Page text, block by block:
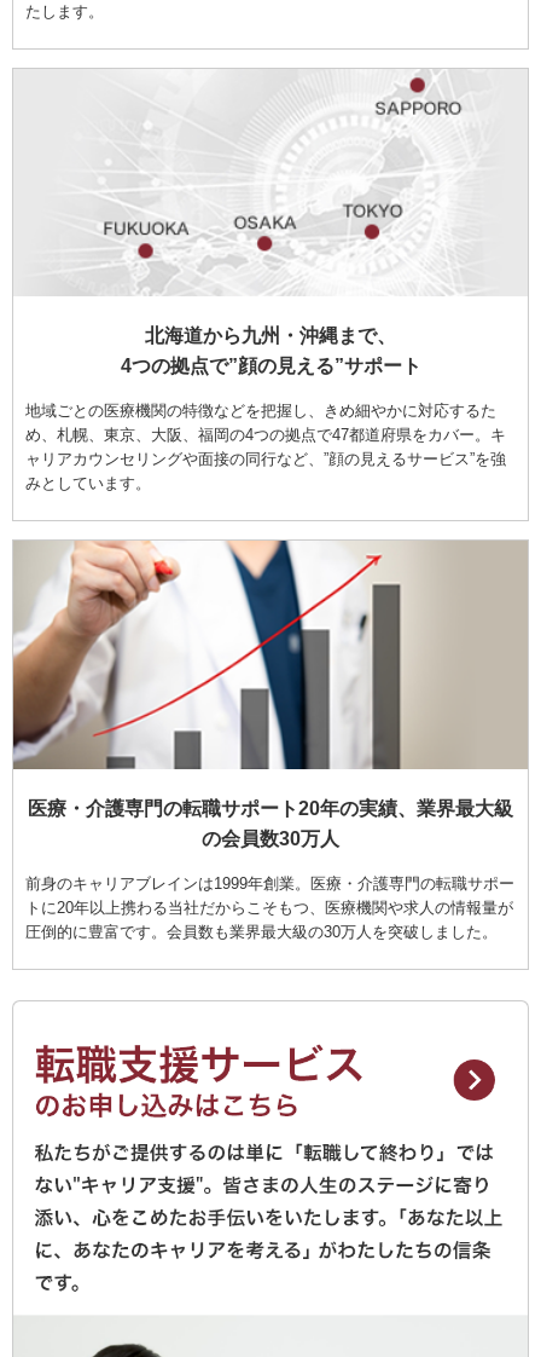
たします。
北海道から九州・沖縄まで、
4つの拠点で”顔の見える”サポート
地域ごとの医療機関の特徴などを把握し、きめ細やかに対応するた
め、札幌、東京、大阪、福岡の4つの拠点で47都道府県をカバー。キ
ャリアカウンセリングや面接の同行など、”顔の見えるサービス”を強
みとしています。
医療・介護専門の転職サポート20年の実績、業界最大級
の会員数30万人
前身のキャリアブレインは1999年創業。医療・介護専門の転職サポー
トに20年以上携わる当社だからこそもつ、医療機関や求人の情報量が
圧倒的に豊富です。会員数も業界最大級の30万人を突破しました。